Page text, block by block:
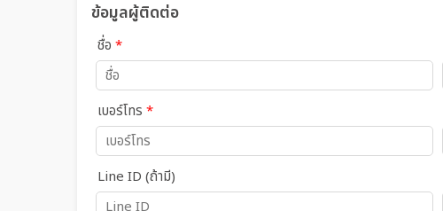
ข้อมูลผู้ติดต่อ
ชื่อ *
เบอร์โทร *
Line ID (ถ้ามี)